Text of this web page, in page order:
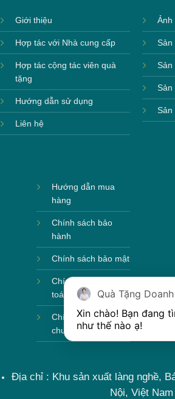
Giới thiệu
Hợp tác với Nhà cung cấp
Hợp tác cộng tác viên quà
tặng
Hướng dẫn sử dụng
Liên hệ
Ảnh
Sản
Sản
Sản
Sản
Hướng dẫn mua
hàng
Chính sách bảo
hành
Chính sách bảo mật
Chính sách thanh
toán
Chính sách vận
chuyển
Địa chỉ : Khu sản xuất làng nghề,
Nội, Việt Nam
Quà Tặng
Xin chào! Bạn đang
như thế nào ạ!